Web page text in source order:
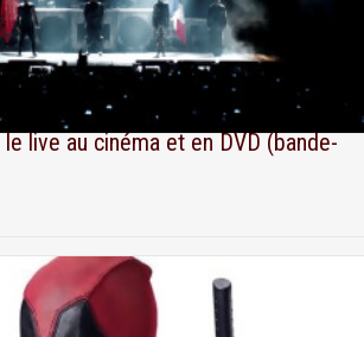
live au cinéma et en DVD (bande-